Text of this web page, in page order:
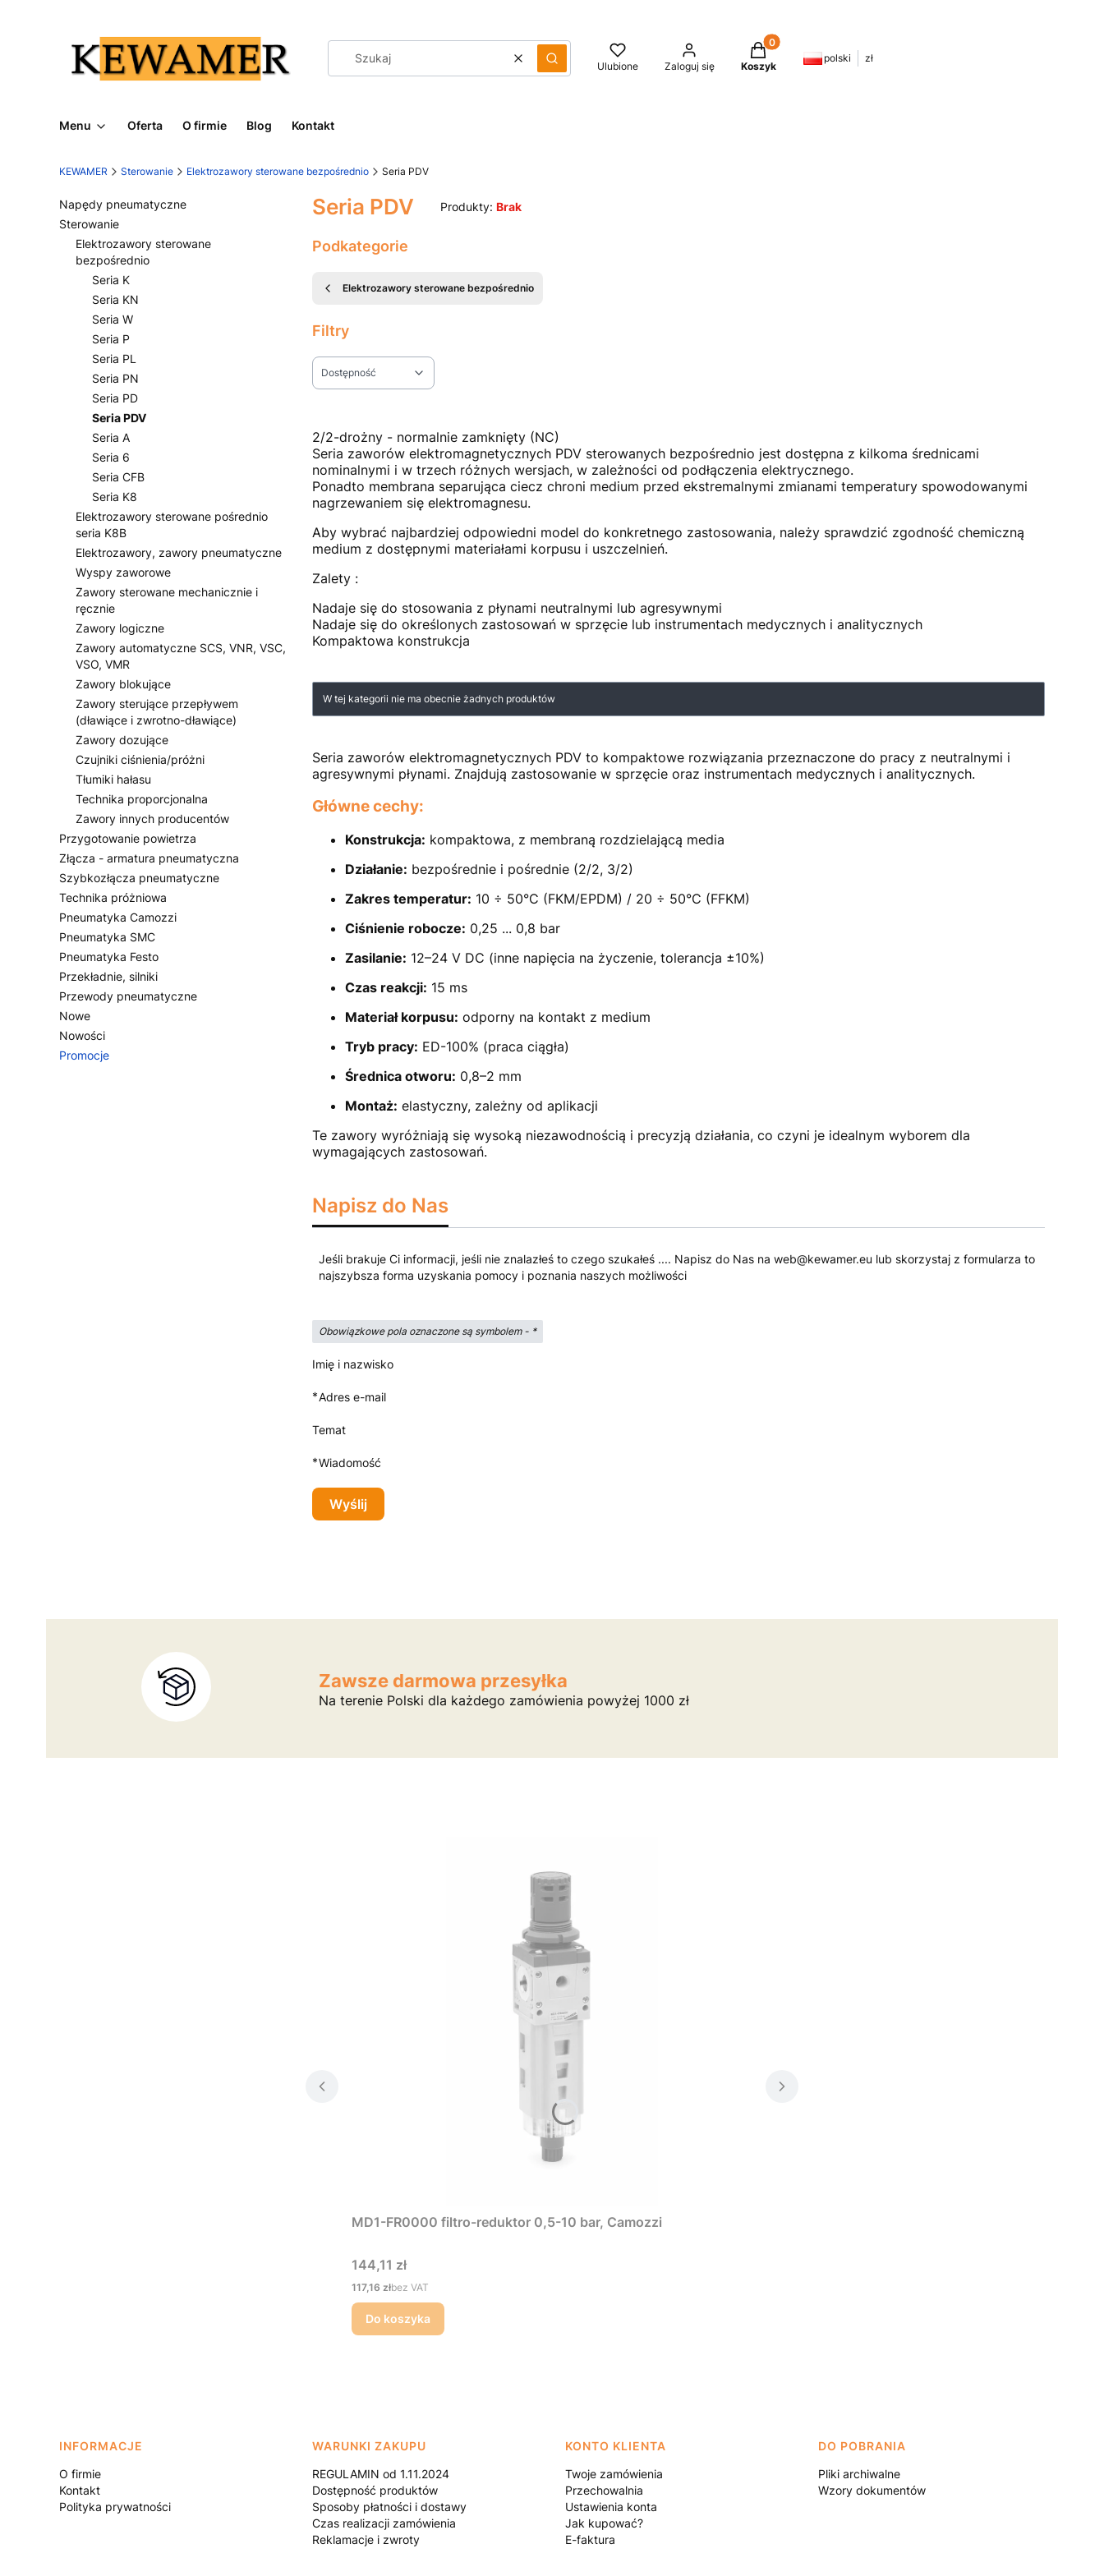
WyczyśćSzukaj Ulubione Zaloguj się
Produkty w koszyku: 0. Zobacz szczegóły
Koszyk
polski zł
Menu Oferta O firmie Blog Kontakt
KEWAMER Sterowanie Elektrozawory sterowane bezpośrednio Seria PDV
Napędy pneumatyczne
Sterowanie
Elektrozawory sterowane
bezpośrednio
Seria K
Seria KN
Seria W
Seria P
Seria PL
Seria PN
Seria PD
Seria PDV
Seria A
Seria 6
Seria CFB
Seria K8
Elektrozawory sterowane pośrednio
seria K8B
Elektrozawory, zawory pneumatyczne
Wyspy zaworowe
Zawory sterowane mechanicznie i
ręcznie
Zawory logiczne
Zawory automatyczne SCS, VNR, VSC,
VSO, VMR
Zawory blokujące
Zawory sterujące przepływem
(dławiące i zwrotno-dławiące)
Zawory dozujące
Czujniki ciśnienia/próżni
Tłumiki hałasu
Technika proporcjonalna
Zawory innych producentów
Przygotowanie powietrza
Złącza - armatura pneumatyczna
Szybkozłącza pneumatyczne
Technika próżniowa
Pneumatyka Camozzi
Pneumatyka SMC
Pneumatyka Festo
Przekładnie, silniki
Przewody pneumatyczne
Nowe
Nowości
Promocje
Seria PDV Produkty: Brak
Podkategorie
Elektrozawory sterowane bezpośrednio
Filtry
Dostępność
2/2-drożny - normalnie zamknięty (NC)
Seria zaworów elektromagnetycznych PDV sterowanych bezpośrednio jest dostępna z kilkoma średnicami
nominalnymi i w trzech różnych wersjach, w zależności od podłączenia elektrycznego.
Ponadto membrana separująca ciecz chroni medium przed ekstremalnymi zmianami temperatury spowodowanymi
nagrzewaniem się elektromagnesu.
Aby wybrać najbardziej odpowiedni model do konkretnego zastosowania, należy sprawdzić zgodność chemiczną
medium z dostępnymi materiałami korpusu i uszczelnień.
Zalety :
Nadaje się do stosowania z płynami neutralnymi lub agresywnymi
Nadaje się do określonych zastosowań w sprzęcie lub instrumentach medycznych i analitycznych
Kompaktowa konstrukcja
Lista produktów
W tej kategorii nie ma obecnie żadnych produktów
Seria zaworów elektromagnetycznych PDV to kompaktowe rozwiązania przeznaczone do pracy z neutralnymi i
agresywnymi płynami. Znajdują zastosowanie w sprzęcie oraz instrumentach medycznych i analitycznych.
Główne cechy:
Konstrukcja: kompaktowa, z membraną rozdzielającą media
Działanie: bezpośrednie i pośrednie (2/2, 3/2)
Zakres temperatur: 10 ÷ 50°C (FKM/EPDM) / 20 ÷ 50°C (FFKM)
Ciśnienie robocze: 0,25 ... 0,8 bar
Zasilanie: 12–24 V DC (inne napięcia na życzenie, tolerancja ±10%)
Czas reakcji: 15 ms
Materiał korpusu: odporny na kontakt z medium
Tryb pracy: ED-100% (praca ciągła)
Średnica otworu: 0,8–2 mm
Montaż: elastyczny, zależny od aplikacji
Te zawory wyróżniają się wysoką niezawodnością i precyzją działania, co czyni je idealnym wyborem dla
wymagających zastosowań.
Napisz do Nas
Jeśli brakuje Ci informacji, jeśli nie znalazłeś to czego szukałeś .... Napisz do Nas na web@kewamer.eu lub skorzystaj z formularza to
najszybsza forma uzyskania pomocy i poznania naszych możliwości
Obowiązkowe pola oznaczone są symbolem - *
Imię i nazwisko
*Adres e-mail
Temat
*Wiadomość
Wyślij
Zawsze darmowa przesyłka
Na terenie Polski dla każdego zamówienia powyżej 1000 zł
MD1-FR0000 filtro-reduktor 0,5-10 bar, Camozzi
Cena
144,11 zł
Cena
117,16 złbez VAT
Do koszyka
Linki w stopce
INFORMACJE
O firmie
Kontakt
Polityka prywatności
WARUNKI ZAKUPU
REGULAMIN od 1.11.2024
Dostępność produktów
Sposoby płatności i dostawy
Czas realizacji zamówienia
Reklamacje i zwroty
KONTO KLIENTA
Twoje zamówienia
Przechowalnia
Ustawienia konta
Jak kupować?
E-faktura
DO POBRANIA
Pliki archiwalne
Wzory dokumentów